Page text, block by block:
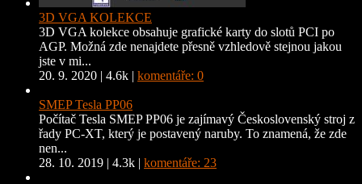
3D VGA KOLEKCE
3D VGA kolekce obsahuje grafické karty do slotů PCI po
AGP. Možná zde nenajdete přesně vzhledově stejnou jakou
jste v mi...
20. 9. 2020 | 4.6k | komentáře: 0
SMEP Tesla PP06
Počítač Tesla SMEP PP06 je zajímavý Československý stroj z
řady PC-XT, který je postavený naruby. To znamená, že zde
nen...
28. 10. 2019 | 4.3k | komentáře: 23